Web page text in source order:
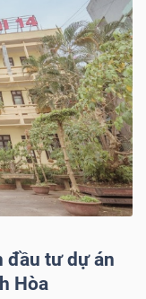
đầu tư dự án
Hòa